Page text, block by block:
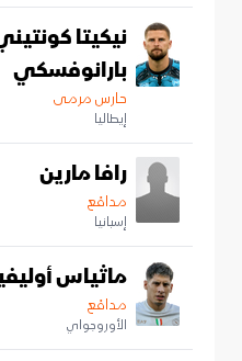
نيكيتا
بارانوفسكي
حارس مرمى
إيطاليا
رافا مارين
مدافع
إسبانيا
ماثياس
مدافع
الأوروجواي